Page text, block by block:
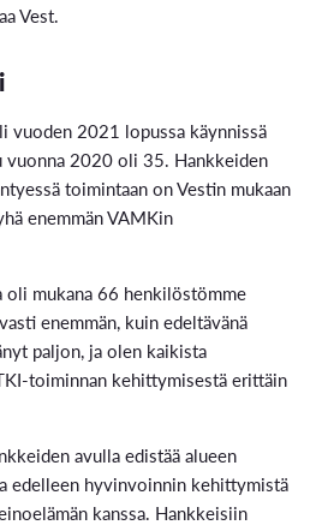
Vest.
vuoden 2021 lopussa käynnissä
vuonna 2020 oli 35. Hankkeiden
toimintaan on Vestin mukaan
enemmän VAMKin
oli mukana 66 henkilöstömme
enemmän, kuin edeltävänä
paljon, ja olen kaikista
toiminnan kehittymisestä erittäin
avulla edistää alueen
edelleen hyvinvoinnin kehittymistä
kanssa. Hankkeisiin